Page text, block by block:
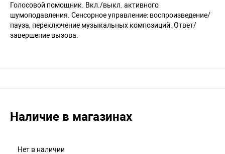
Голосовой помощник. Вкл./выкл. активного
шумоподавления. Сенсорное управление: воспроизведение/
пауза, переключение музыкальных композиций. Ответ/
завершение вызова.
Наличие в магазинах
Нет в наличии